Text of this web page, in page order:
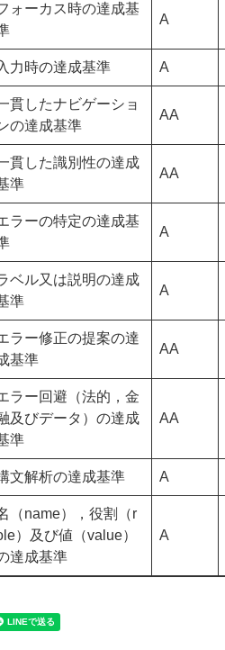
ォーカス時の達成基
A
力時の達成基準 A
貫したナビゲーショ
の達成基準
AA
貫した識別性の達成
準
AA
ラーの特定の達成基
A
ベル又は説明の達成
準
A
ラー修正の提案の達
基準
AA
ラー回避（法的，金
及びデータ）の達成
準
AA
文解析の達成基準 A
（name），役割（r
）及び値（value）
達成基準
A